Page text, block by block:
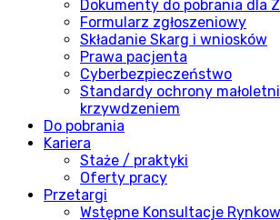
Dokumenty do pobrania dla
Formularz zgłoszeniowy
Składanie Skarg i wniosków
Prawa pacjenta
Cyberbezpieczeństwo
Standardy ochrony
krzywdzeniem
Do pobrania
Kariera
Staże / praktyki
Oferty pracy
Przetargi
Wstępne Konsultacje